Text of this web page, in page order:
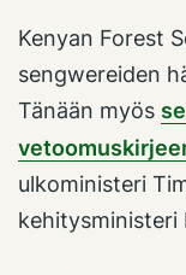
Kenyan Forest
sengwereiden
Tänään myös
ulkoministeri
kehitysministeri